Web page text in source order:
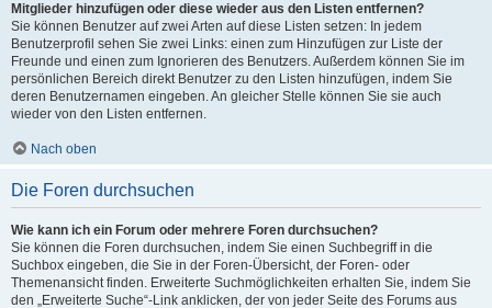
Mitglieder hinzufügen oder diese wieder aus den Listen entfernen?
Sie können Benutzer auf zwei Arten auf diese Listen setzen: In jedem
Benutzerprofil sehen Sie zwei Links: einen zum Hinzufügen zur Liste der
Freunde und einen zum Ignorieren des Benutzers. Außerdem können Sie im
persönlichen Bereich direkt Benutzer zu den Listen hinzufügen, indem Sie
deren Benutzernamen eingeben. An gleicher Stelle können Sie sie auch
wieder von den Listen entfernen.
Nach oben
Die Foren durchsuchen
Wie kann ich ein Forum oder mehrere Foren durchsuchen?
Sie können die Foren durchsuchen, indem Sie einen Suchbegriff in die
Suchbox eingeben, die Sie in der Foren-Übersicht, der Foren- oder
Themenansicht finden. Erweiterte Suchmöglichkeiten erhalten Sie, indem Sie
den „Erweiterte Suche“-Link anklicken, der von jeder Seite des Forums aus